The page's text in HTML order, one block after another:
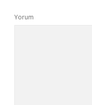
Yorum